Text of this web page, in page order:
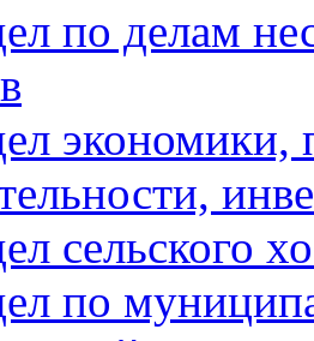
по делам
экономики,
сельского
по